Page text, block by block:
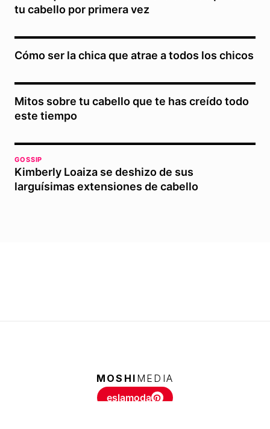
tu cabello por primera vez
Cómo ser la chica que atrae a todos los chicos
Mitos sobre tu cabello que te has creído todo
este tiempo
GOSSIP
Kimberly Loaiza se deshizo de sus
larguísimas extensiones de cabello
MOSHI MEDIA
eslamoda